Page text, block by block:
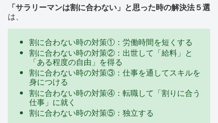
「サラリーマンは割に合わない」と思った時の解決法５選
は、
割に合わない時の対策①：労働時間を短くする
割に合わない時の対策②：出世して「給料」と
「ある程度の自由」を得る
割に合わない時の対策③：仕事を通してスキルを
身につける
割に合わない時の対策④：転職して「割りに合う
仕事」に就く
割に合わない時の対策⑤：独立する